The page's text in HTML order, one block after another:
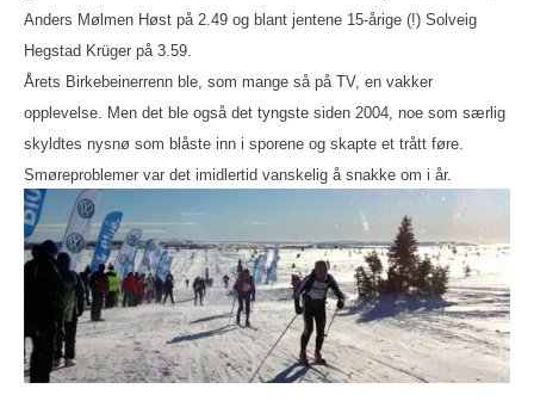
Anders Mølmen Høst på 2.49 og blant jentene 15-årige (!) Solveig
Hegstad Krüger på 3.59.
Årets Birkebeinerrenn ble, som mange så på TV, en vakker
opplevelse. Men det ble også det tyngste siden 2004, noe som særlig
skyldtes nysnø som blåste inn i sporene og skapte et trått føre.
Smøreproblemer var det imidlertid vanskelig å snakke om i år.